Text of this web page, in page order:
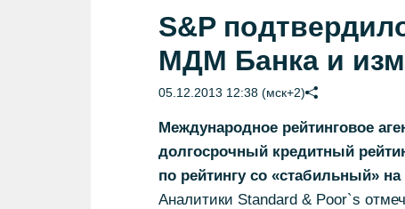
S&P
МДМ Банка и
05.12.2013 12:38 (мск+2)
Международное рейтинговое
долгосрочный кредитный
по рейтингу со «стабильный»
Аналитики Standard & Poor`s